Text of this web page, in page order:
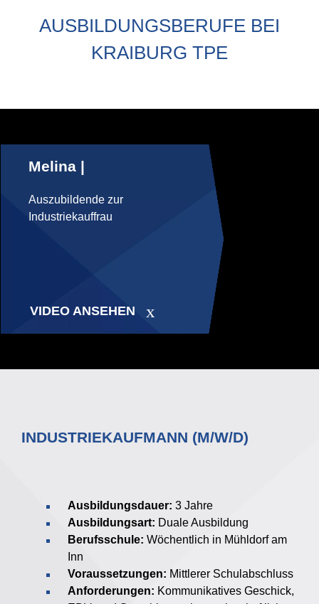
AUSBILDUNGSBERUFE BEI
KRAIBURG TPE
Melina |
Auszubildende zur
Industriekauffrau
VIDEO ANSEHEN
INDUSTRIEKAUFMANN (M/W/D)
Ausbildungsdauer: 3 Jahre
Ausbildungsart: Duale Ausbildung
Berufsschule: Wöchentlich in Mühldorf am
Inn
Voraussetzungen: Mittlerer Schulabschluss
Anforderungen: Kommunikatives Geschick,